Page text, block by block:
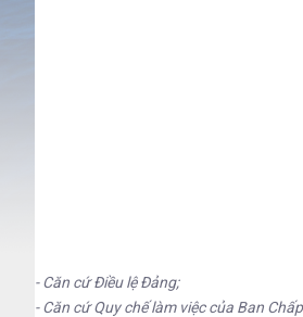
- Căn cứ Điều lệ Đảng;
- Căn cứ Quy chế làm việc của Ban